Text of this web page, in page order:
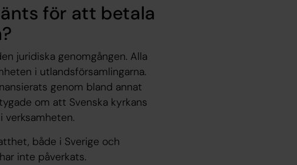
för att betala
juridiska genomgången. Alla
i utlandsförsamlingarna.
genom bland annat
om att Svenska kyrkans
verksamheten.
både i Sverige och
inte påverkats.